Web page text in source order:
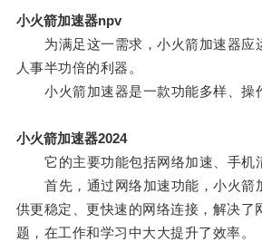
小火箭加速器npv
为满足这一需求，小火箭加速器应
人事半功倍的利器。
小火箭加速器是一款功能多样、操
小火箭加速器2024
它的主要功能包括网络加速、手机
首先，通过网络加速功能，小火箭
供更稳定、更快速的网络连接，解决了
题，在工作和学习中大大提升了效率。